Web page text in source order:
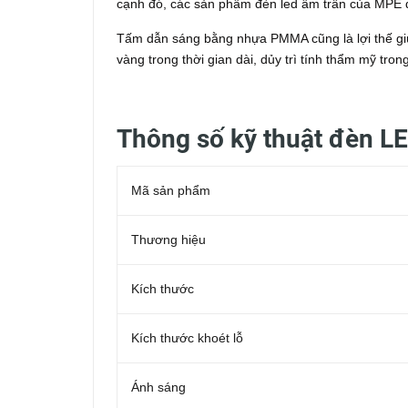
cạnh đó, các sản phẩm đèn led âm trần của
Tấm dẫn sáng bằng nhựa PMMA cũng là lợi thế
vàng trong thời gian dài, dủy trì tính thẩm mỹ
Thông số kỹ thuật đèn
Mã sản phẩm
Thương hiệu
Kích thước
Kích thước khoét lỗ
Ánh sáng